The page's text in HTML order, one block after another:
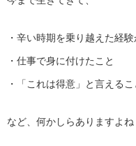
・辛い時期を乗り越えた経
・仕事で身に付けたこと
・「これは得意」と言えるこ
など、何かしらありますよね